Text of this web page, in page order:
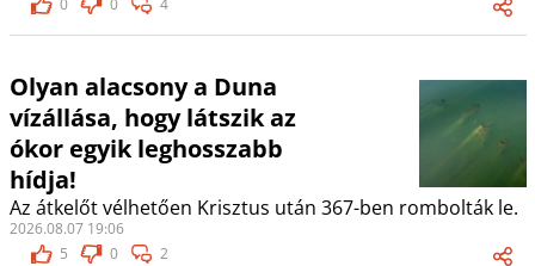
0
0 4
Olyan alacsony a Duna
vízállása, hogy látszik az
ókor egyik leghosszabb
hídja!
Az átkelőt vélhetően Krisztus után 367-ben rombolták le.
2026.08.07 19:06
5
0 2